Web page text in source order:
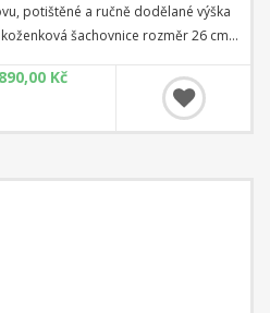
potištěné a ručně dodělané výška
šachovnice rozměr 26 cm x
Kč